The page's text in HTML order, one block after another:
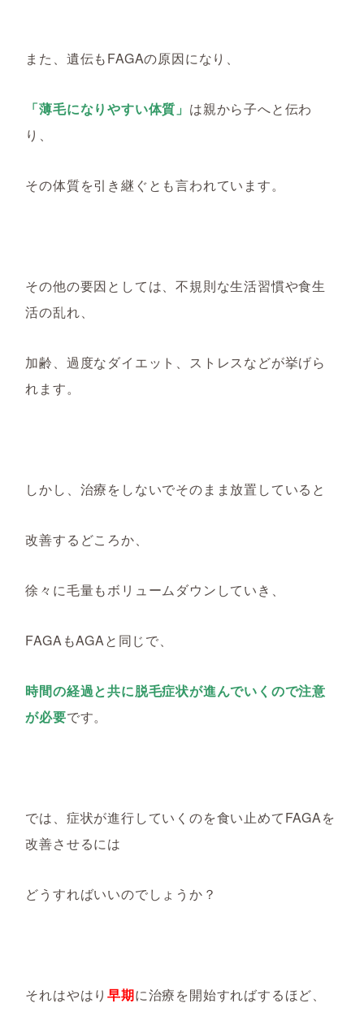
また、遺伝もFAGAの原因になり、
「薄毛になりやすい体質」 は親から子へと伝わ
り、
その体質を引き継ぐとも言われています。
その他の要因としては、不規則な生活習慣や食生
活の乱れ、
加齢、過度なダイエット、ストレスなどが挙げら
れます。
しかし、治療をしないでそのまま放置していると
改善するどころか、
徐々に毛量もボリュームダウンしていき、
FAGAもAGAと同じで、
時間の経過と共に脱毛症状が進んでいくので注意
が必要です。
では、症状が進行していくのを食い止めてFAGAを
改善させるには
どうすればいいのでしょうか？
それはやはり早期に治療を開始すればするほど、